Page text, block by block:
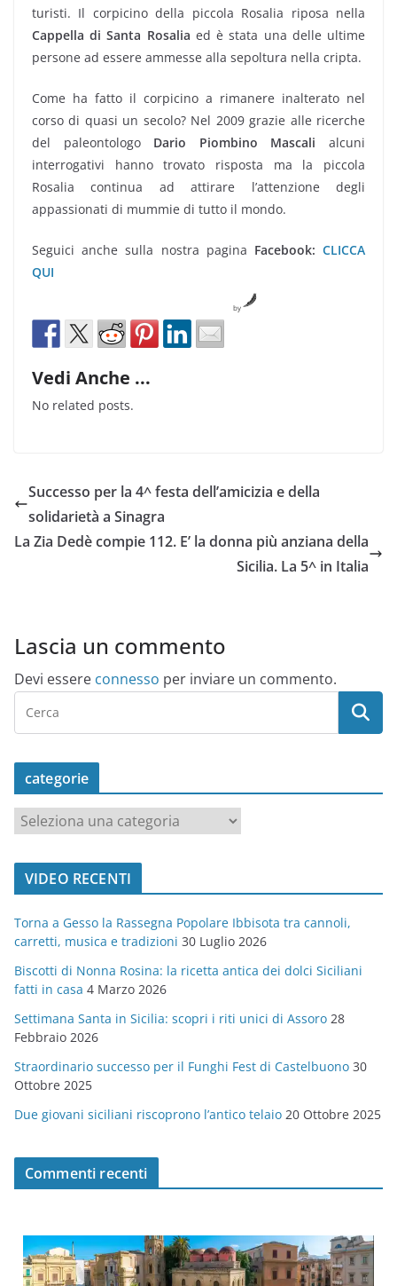
turisti. Il corpicino della piccola Rosalia riposa nella
Cappella di Santa Rosalia ed è stata una delle ultime
persone ad essere ammesse alla sepoltura nella cripta.
Come ha fatto il corpicino a rimanere inalterato nel
corso di quasi un secolo? Nel 2009 grazie alle ricerche
del paleontologo Dario Piombino Mascali alcuni
interrogativi hanno trovato risposta ma la piccola
Rosalia continua ad attirare l’attenzione degli
appassionati di mummie di tutto il mondo.
Seguici anche sulla nostra pagina Facebook:CLICCA
QUI
by
Vedi Anche ...
No related posts.
Successo per la 4^ festa dell’amicizia e della
solidarietà a Sinagra
La Zia Dedè compie 112. E’ la donna più anziana della
Sicilia. La 5^ in Italia
Lascia un commento
Devi essere connesso per inviare un commento.
categorie
a
t
o
r
i
e
VIDEO RECENTI
Torna a Gesso la Rassegna Popolare Ibbisota tra cannoli,
carretti, musica e tradizioni 30 Luglio 2026
Biscotti di Nonna Rosina: la ricetta antica dei dolci Siciliani
fatti in casa 4 Marzo 2026
Settimana Santa in Sicilia: scopri i riti unici di Assoro 28
Febbraio 2026
Straordinario successo per il Funghi Fest di Castelbuono 30
Ottobre 2025
Due giovani siciliani riscoprono l’antico telaio 20 Ottobre 2025
Commenti recenti